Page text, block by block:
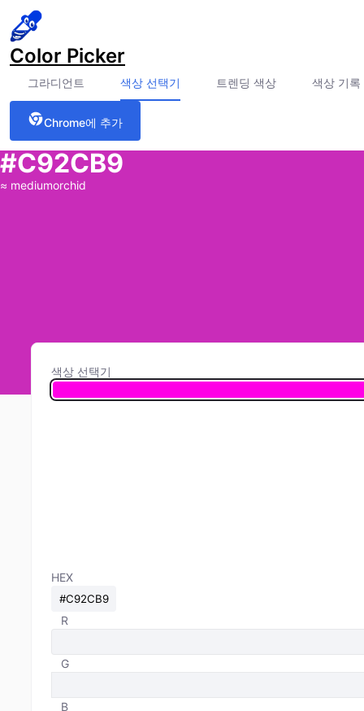
Color Picker
그라디언트 색상 선택기 트렌딩 색상 색상 기록
Chrome에 추가
#C92CB9
≈ mediumorchid
색상 선택기
HEX
R
G
B